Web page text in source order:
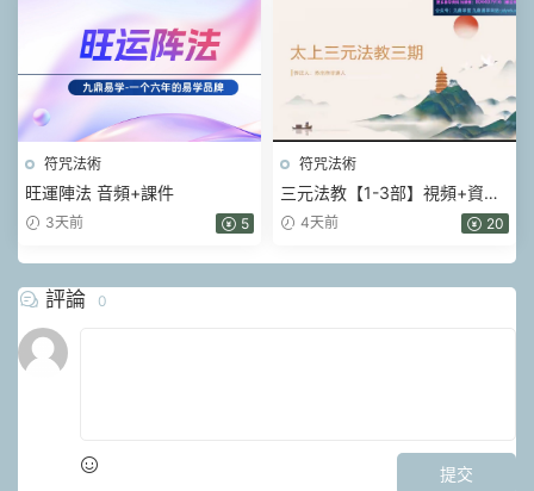
符咒法術
旺運陣法 音頻+課件
3天前 5
符咒法術
三元法教【1-3部】視頻+資料
pdf4天前 20
評論 0
提交